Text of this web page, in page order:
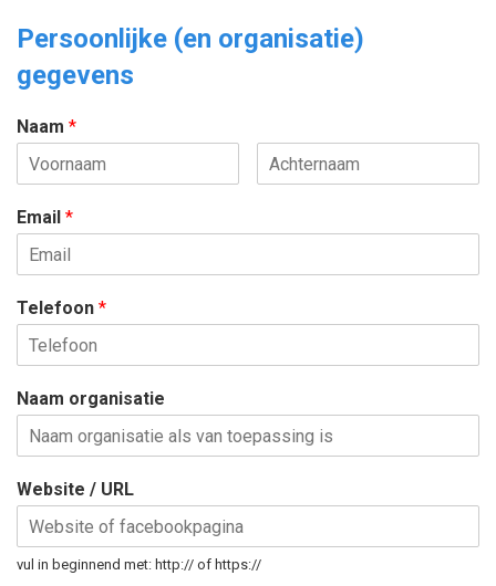
Persoonlijke (en organisatie)
gegevens
Naam *
Email *
Telefoon *
Naam organisatie
Website / URL
vul in beginnend met: http:// of https://